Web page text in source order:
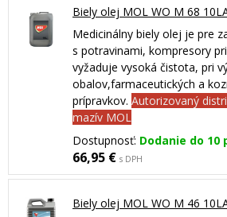
Biely olej MOL WO M 68
Medicinálny biely olej je pre
s potravinami, kompresory
vyžaduje vysoká čistota, pri
obalov,farmaceutických a
prípravkov. Autorizovaný
mazív MOL
Dostupnosť: Dodanie do 10
66,95 € s DPH
Biely olej MOL WO M 46